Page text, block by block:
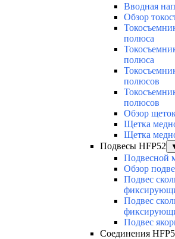
Вводная
Обзор
полюса
полюса
полюсов
полюсов
Обзор
Щетка
Щетка
Подвесы HFP52
Подвесной
Обзор
Подвес
Подвес
Подвес
Соединения